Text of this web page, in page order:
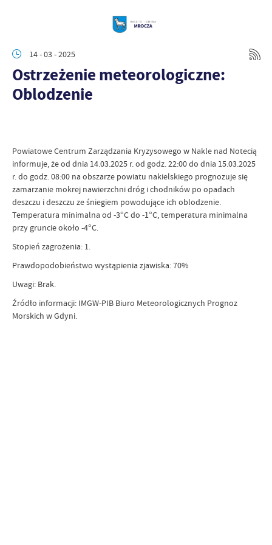
14 - 03 - 2025
Ostrzeżenie meteorologiczne:
Oblodzenie
Powiatowe Centrum Zarządzania Kryzysowego w Nakle nad Notecią
informuje, że od dnia 14.03.2025 r. od godz. 22:00 do dnia 15.03.2025
r. do godz. 08:00 na obszarze powiatu nakielskiego prognozuje się
zamarzanie mokrej nawierzchni dróg i chodników po opadach
deszczu i deszczu ze śniegiem powodujące ich oblodzenie.
Temperatura minimalna od -3°C do -1°C, temperatura minimalna
przy gruncie około -4°C.
Stopień zagrożenia: 1.
Prawdopodobieństwo wystąpienia zjawiska: 70%
Uwagi: Brak.
Źródło informacji: IMGW-PIB Biuro Meteorologicznych Prognoz
Morskich w Gdyni.